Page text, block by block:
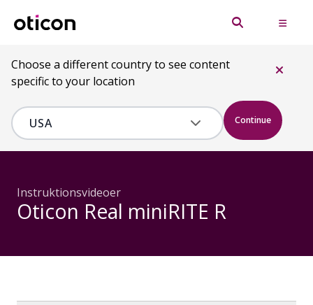
Choose a different country to see content
specific to your location
Continue
Instruktionsvideoer
Oticon Real miniRITE R